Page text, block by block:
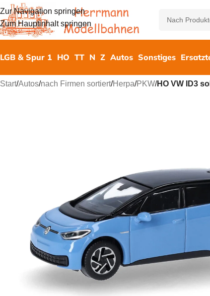
Zur Navigation springen
Zum Hauptinhalt springen
LGB & Spur 1 HO TT N Z Autos Sonstiges
Start/Autos/nach Firmen sortiert/Herpa/PKW/HO VW ID3